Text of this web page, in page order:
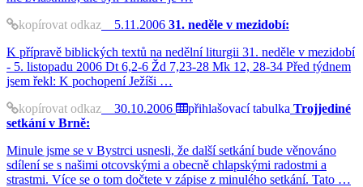
kopírovat odkaz 5.11.2006 31. neděle v mezidobí:
K přípravě biblických textů na nedělní liturgii 31. neděle v mezidobí
- 5. listopadu 2006 Dt 6,2-6 Žd 7,23-28 Mk 12, 28-34 Před týdnem
jsem řekl: K pochopení Ježíši …
kopírovat odkaz 30.10.2006 přihlašovací tabulka Trojjediné
setkání v Brně:
Minule jsme se v Bystrci usnesli, že další setkání bude věnováno
sdílení se s našimi otcovskými a obecně chlapskými radostmi a
strastmi. Více se o tom dočtete v zápise z minulého setkání. Tato …